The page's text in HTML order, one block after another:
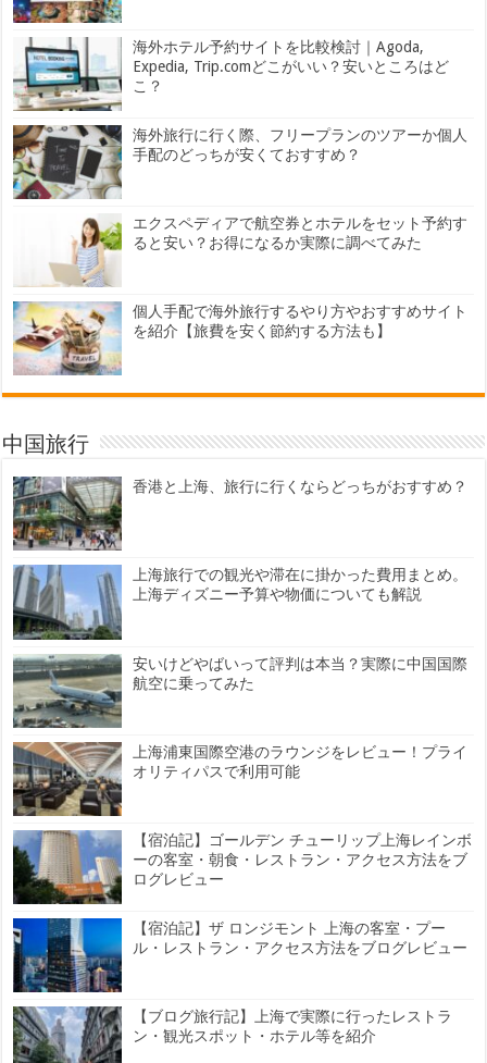
海外ホテル予約サイトを比較検討｜Agoda,
Expedia, Trip.comどこがいい？安いところはど
こ？
海外旅行に行く際、フリープランのツアーか個人
手配のどっちが安くておすすめ？
エクスペディアで航空券とホテルをセット予約す
ると安い？お得になるか実際に調べてみた
個人手配で海外旅行するやり方やおすすめサイト
を紹介【旅費を安く節約する方法も】
中国旅行
香港と上海、旅行に行くならどっちがおすすめ？
上海旅行での観光や滞在に掛かった費用まとめ。
上海ディズニー予算や物価についても解説
安いけどやばいって評判は本当？実際に中国国際
航空に乗ってみた
上海浦東国際空港のラウンジをレビュー！プライ
オリティパスで利用可能
【宿泊記】ゴールデン チューリップ上海レインボ
ーの客室・朝食・レストラン・アクセス方法をブ
ログレビュー
【宿泊記】ザ ロンジモント 上海の客室・プー
ル・レストラン・アクセス方法をブログレビュー
【ブログ旅行記】上海で実際に行ったレストラ
ン・観光スポット・ホテル等を紹介